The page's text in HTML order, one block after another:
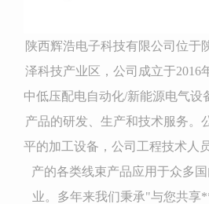
陕西辉浩电子科技有限公司位于
泽科技产业区，公司成立于2016
中低压配电自动化/新能源电气设
产品的研发、生产和技术服务。
平的加工设备，公司工程技术人
产的各类线束产品应用于众多
业。多年来我们秉承"与您共享